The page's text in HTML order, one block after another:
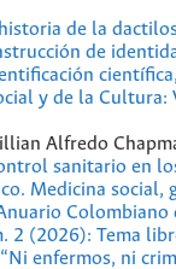
de la
de
y de la Cultura:
Alfredo
sanitario en
Medicina social,
Colombiano
2 (2026): Tema
“Ni enfermos, ni